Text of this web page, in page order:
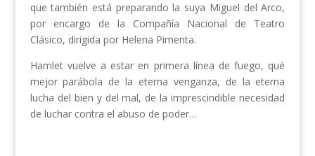
que también está preparando la suya Miguel del Arco,
por encargo de la Compañía Nacional de Teatro
Clásico, dirigida por Helena Pimenta.
Hamlet vuelve a estar en primera línea de fuego, qué
mejor parábola de la eterna venganza, de la eterna
lucha del bien y del mal, de la imprescindible necesidad
de luchar contra el abuso de poder…